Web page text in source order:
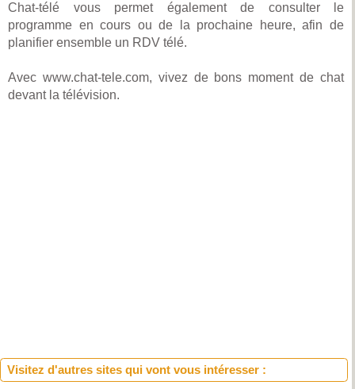
Chat-télé vous permet également de consulter le
programme en cours ou de la prochaine heure, afin de
planifier ensemble un RDV télé.
Avec www.chat-tele.com, vivez de bons moment de chat
devant la télévision.
Visitez d'autres sites qui vont vous intéresser :